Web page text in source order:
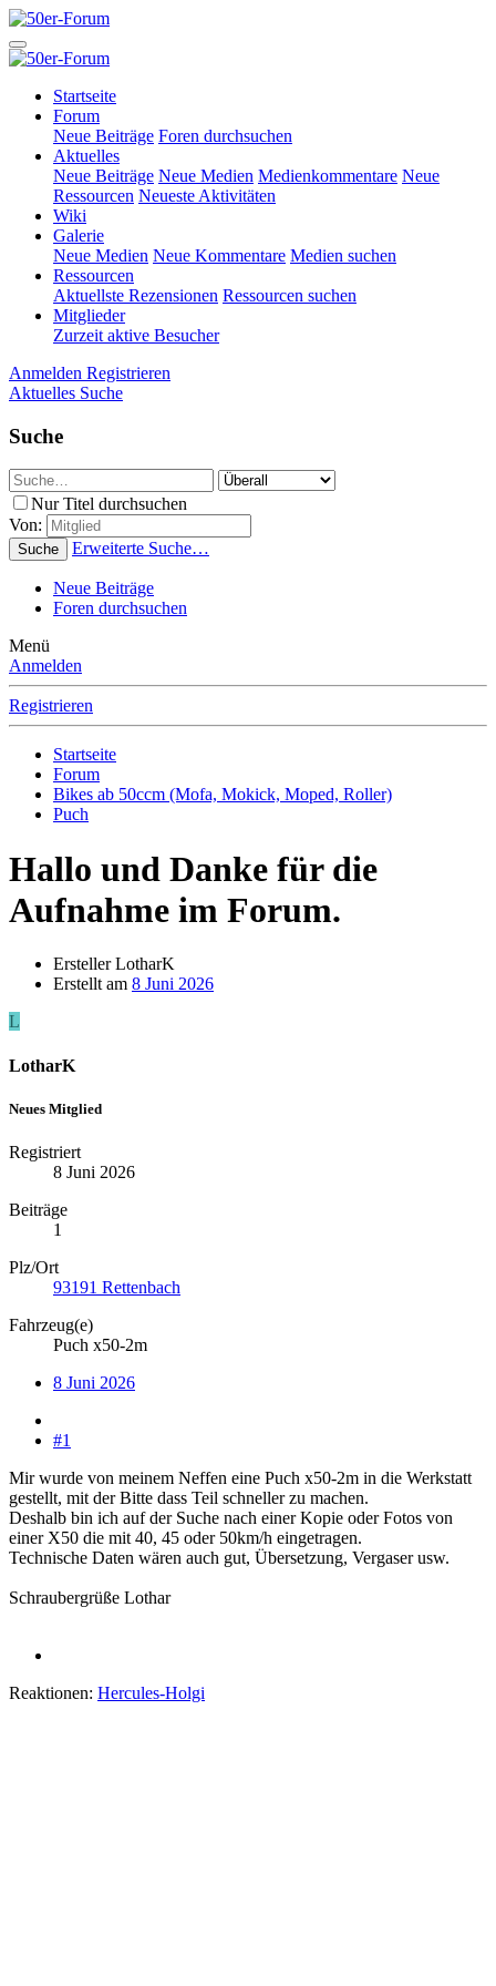
Startseite
Forum
Neue Beiträge Foren durchsuchen
Aktuelles
Neue Beiträge Neue Medien Medienkommentare Neue
Ressourcen Neueste Aktivitäten
Wiki
Galerie
Neue Medien Neue Kommentare Medien suchen
Ressourcen
Aktuellste Rezensionen Ressourcen suchen
Mitglieder
Zurzeit aktive Besucher
Anmelden Registrieren
Aktuelles Suche
Suche
Nur Titel durchsuchen
Von:
Suche Erweiterte Suche…
Neue Beiträge
Foren durchsuchen
Menü
Anmelden
Registrieren
Startseite
Forum
Bikes ab 50ccm (Mofa, Mokick, Moped, Roller)
Puch
Hallo und Danke für die
Aufnahme im Forum.
ErstellerLotharK
Erstellt am 8 Juni 2026
L
LotharK
Neues Mitglied
Registriert
8 Juni 2026
Beiträge
1
Plz/Ort
93191 Rettenbach
Fahrzeug(e)
Puch x50-2m
8 Juni 2026
#1
Mir wurde von meinem Neffen eine Puch x50-2m in die Werkstatt
gestellt, mit der Bitte dass Teil schneller zu machen.
Deshalb bin ich auf der Suche nach einer Kopie oder Fotos von
einer X50 die mit 40, 45 oder 50km/h eingetragen.
Technische Daten wären auch gut, Übersetzung, Vergaser usw.
Schraubergrüße Lothar
Reaktionen: Hercules-Holgi